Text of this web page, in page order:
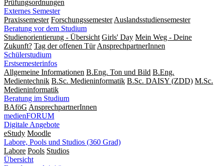
Prüfungsordnungen
Externes Semester
Praxissemester Forschungssemester Auslandsstudiensemester
Beratung vor dem Studium
Studienorientierung - Übersicht Girls' Day Mein Weg - Deine
Zukunft? Tag der offenen Tür AnsprechpartnerInnen
Schülerstudium
Erstsemesterinfos
Allgemeine Informationen B.Eng. Ton und Bild B.Eng.
Medientechnik B.Sc. Medieninformatik B.Sc. DAISY (ZDD) M.Sc.
Medieninformatik
Beratung im Studium
BAföG AnsprechpartnerInnen
medienFORUM
Digitale Angebote
eStudy Moodle
Labore, Pools und Studios (360 Grad)
Labore Pools Studios
Übersicht